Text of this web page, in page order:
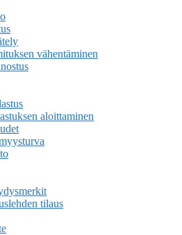
vähentäminen
aloittaminen
tilaus